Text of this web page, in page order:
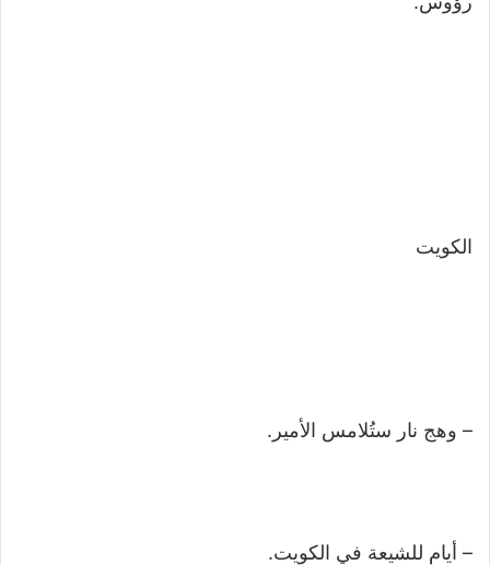
الكويت
– وهج نار ستُلامس الأمير.
– أيام للشيعة في الكويت.